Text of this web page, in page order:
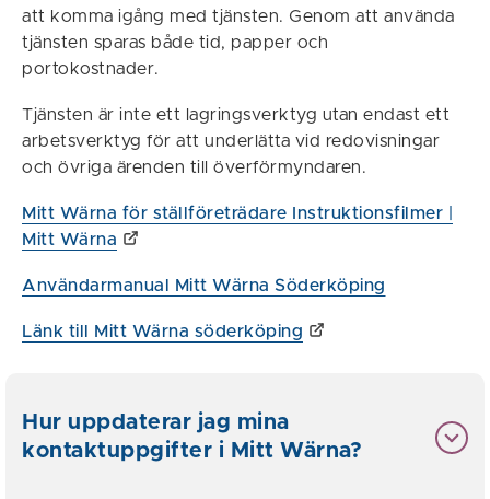
att komma igång med tjänsten. Genom att använda
tjänsten sparas både tid, papper och
portokostnader.
Tjänsten är inte ett lagringsverktyg utan endast ett
arbetsverktyg för att underlätta vid redovisningar
och övriga ärenden till överförmyndaren.
Mitt Wärna för ställföreträdare Instruktionsfilmer |
Mitt Wärna
Användarmanual Mitt Wärna Söderköping
Länk till Mitt Wärna söderköping
Hur uppdaterar jag mina
kontaktuppgifter i Mitt Wärna?